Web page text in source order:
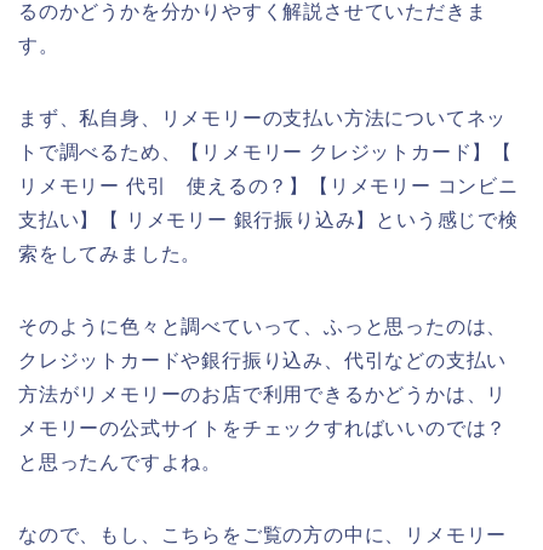
るのかどうかを分かりやすく解説させていただきま
す。
まず、私自身、リメモリーの支払い方法についてネッ
トで調べるため、【リメモリー クレジットカード】【
リメモリー 代引 使えるの？】【リメモリー コンビニ
支払い】【 リメモリー 銀行振り込み】という感じで検
索をしてみました。
そのように色々と調べていって、ふっと思ったのは、
クレジットカードや銀行振り込み、代引などの支払い
方法がリメモリーのお店で利用できるかどうかは、リ
メモリーの公式サイトをチェックすればいいのでは？
と思ったんですよね。
なので、もし、こちらをご覧の方の中に、リメモリー